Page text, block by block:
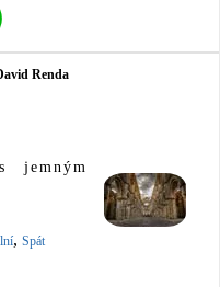
Renda
jemným
, Spát